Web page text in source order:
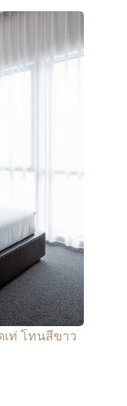
เท่ โทนสีขาว